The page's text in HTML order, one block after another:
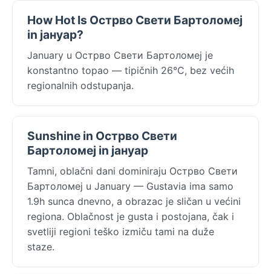
How Hot Is Острво Свети Бартоломеј
in јануар?
January u Острво Свети Бартоломеј je
konstantno topao — tipičnih 26°C, bez većih
regionalnih odstupanja.
Sunshine in Острво Свети
Бартоломеј in јануар
Tamni, oblačni dani dominiraju Острво Свети
Бартоломеј u January — Gustavia ima samo
1.9h sunca dnevno, a obrazac je sličan u većini
regiona. Oblačnost je gusta i postojana, čak i
svetliji regioni teško izmiču tami na duže
staze.